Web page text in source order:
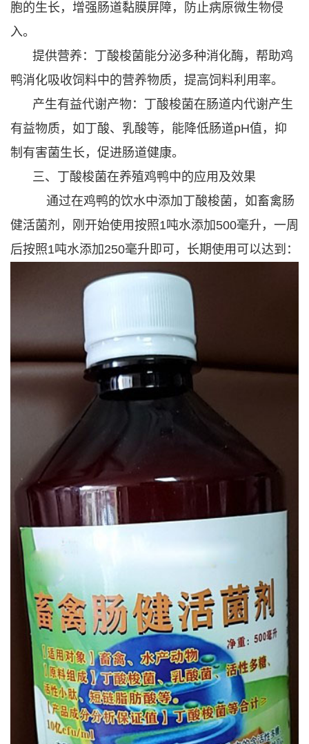
胞的生长，增强肠道黏膜屏障，防止病原微生物侵
入。
提供营养：丁酸梭菌能分泌多种消化酶，帮助鸡
鸭消化吸收饲料中的营养物质，提高饲料利用率。
产生有益代谢产物：丁酸梭菌在肠道内代谢产生
有益物质，如丁酸、乳酸等，能降低肠道pH值，抑
制有害菌生长，促进肠道健康。
三、丁酸梭菌在养殖鸡鸭中的应用及效果
通过在鸡鸭的饮水中添加丁酸梭菌，如畜禽肠
健活菌剂，刚开始使用按照1吨水添加500毫升，一周
后按照1吨水添加250毫升即可，长期使用可以达到：